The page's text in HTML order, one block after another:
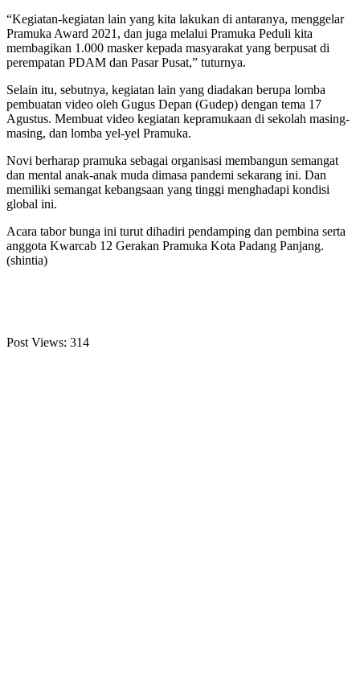
“Kegiatan-kegiatan lain yang kita lakukan di antaranya, menggelar
Pramuka Award 2021, dan juga melalui Pramuka Peduli kita
membagikan 1.000 masker kepada masyarakat yang berpusat di
perempatan PDAM dan Pasar Pusat,” tuturnya.
Selain itu, sebutnya, kegiatan lain yang diadakan berupa lomba
pembuatan video oleh Gugus Depan (Gudep) dengan tema 17
Agustus. Membuat video kegiatan kepramukaan di sekolah masing-
masing, dan lomba yel-yel Pramuka.
Novi berharap pramuka sebagai organisasi membangun semangat
dan mental anak-anak muda dimasa pandemi sekarang ini. Dan
memiliki semangat kebangsaan yang tinggi menghadapi kondisi
global ini.
Acara tabor bunga ini turut dihadiri pendamping dan pembina serta
anggota Kwarcab 12 Gerakan Pramuka Kota Padang Panjang.
(shintia)
Post Views: 314